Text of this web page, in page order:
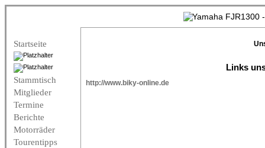
Startseite
Stammtisch
Mitglieder
Termine
Berichte
Motorräder
Tourentipps
Links
http://www.biky-online.de